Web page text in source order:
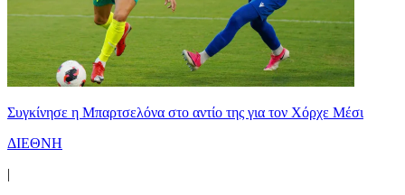
Συγκίνησε η Μπαρτσελόνα στο αντίο της για τον Χόρχε Μέσι
ΔΙΕΘΝΗ
|